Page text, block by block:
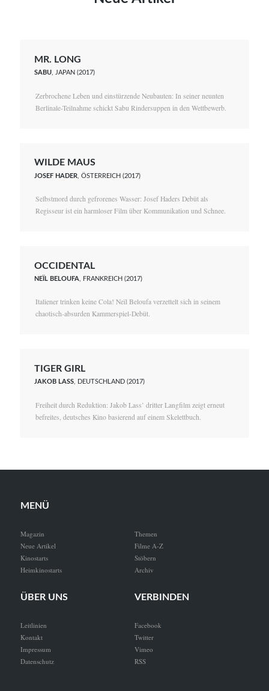
MR. LONG
SABU, JAPAN (2017)
Zerbrochene Leben und einstürzende Neubauten: In seiner neunten
Berlinale-Teilnahme schickt Sabu Rindersuppen in den Wettbewerb.
WILDE MAUS
JOSEF HADER , ÖSTERREICH (2017)
Selbstmord durch gefrorenes Wasser: Josef Haders Debüt als
Regisseur ist ein harmloser Film über Kommunikation und Schnee.
OCCIDENTAL
NEÏL BELOUFA , FRANKREICH (2017)
Italiener trinken keine Cola! Neïl Beloufa verzettelt sich in seinem
chaotisch-absurden Kammerspiel-Debüt.
TIGER GIRL
JAKOB LASS, DEUTSCHLAND (2017)
Freiheit durch Reduktion: Jakob Lass’ dritter Langfilm zeigt erneut
befreites, deutsches Kino basierend auf einem Skelettbuch.
MENÜ
Magazin
Neue Artikel
Kinostarts
Heimkinostarts
Themen
Filme A-Z
Stöbern
Archiv
ÜBER UNS
Leitlinien
Kontakt
Impressum
Datenschutz
VERBINDEN
Facebook
Twitter
Vimeo
RSS